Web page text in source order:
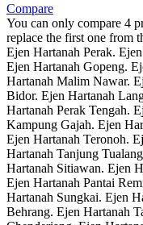
Compare
You can only compare 4
replace the first one from
Ejen Hartanah Perak.
Ejen Hartanah Gopeng.
Hartanah Malim Nawar.
Bidor. Ejen Hartanah
Hartanah Perak Tengah.
Kampung Gajah. Ejen
Ejen Hartanah Teronoh.
Hartanah Tanjung
Hartanah Sitiawan. Ejen
Ejen Hartanah Pantai
Hartanah Sungkai. Ejen
Behrang. Ejen Hartanah